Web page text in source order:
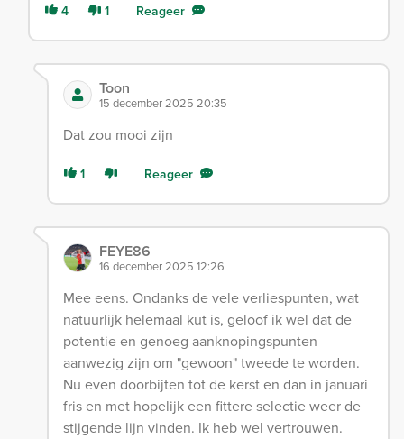
4 1 Reageer
Toon
15 december 2025 20:35
Dat zou mooi zijn
1 Reageer
FEYE86
16 december 2025 12:26
Mee eens. Ondanks de vele verliespunten, wat
natuurlijk helemaal kut is, geloof ik wel dat de
potentie en genoeg aanknopingspunten
aanwezig zijn om "gewoon" tweede te worden.
Nu even doorbijten tot de kerst en dan in januari
fris en met hopelijk een fittere selectie weer de
stijgende lijn vinden. Ik heb wel vertrouwen.